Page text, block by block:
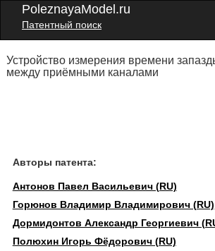
PoleznayaModel.ru
Патентный поиск
Устройство измерения времени
между приёмными каналами
Авторы патента:
Антонов Павел Васильевич (RU)
Горюнов Владимир Владимирович (RU)
Дормидонтов Александр Георгиевич
Полюхин Игорь Фёдорович (RU)